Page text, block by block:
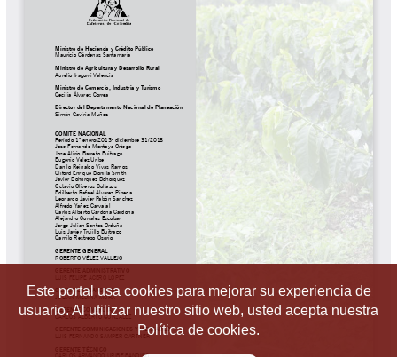
Este portal usa cookies para mejorar su experiencia de
usuario. Al utilizar nuestro sitio web, usted acepta nuestra
Política de cookies.